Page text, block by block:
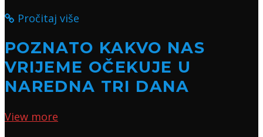
Pročitaj više
POZNATO KAKVO NAS
VRIJEME OČEKUJE U
NAREDNA TRI DANA
View more